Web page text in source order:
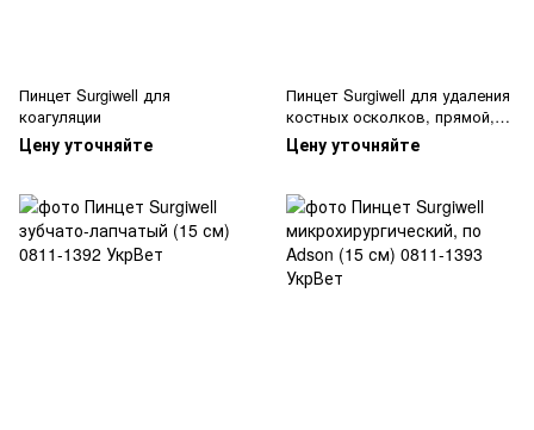
Пинцет Surgiwell для
коагуляции
Цену уточняйте
Пинцет Surgiwell для удаления
костных осколков, прямой,
зубчатый, без направляющего
штифта
Цену уточняйте